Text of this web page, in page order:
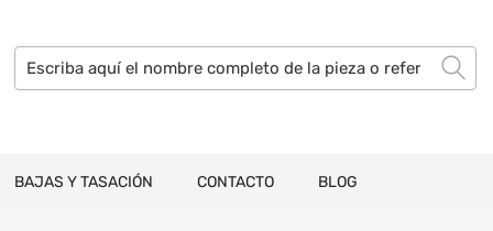
BAJAS Y TASACIÓN CONTACTO BLOG